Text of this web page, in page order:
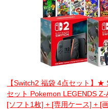
【Switch2 福袋 4点セット】
セット Pokemon LEGENDS
[ソフト1枚] + [専用ケース] + [